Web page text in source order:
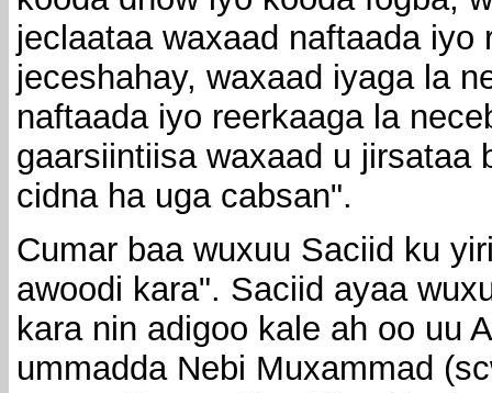
jeclaataa waxaad naftaada iyo
jeceshahay, waxaad iyaga la
naftaada iyo reerkaaga la
gaarsiintiisa waxaad u jirsataa
cidna ha uga cabsan".
Cumar baa wuxuu Saciid ku
awoodi kara". Saciid ayaa
kara nin adigoo kale ah oo uu
ummadda Nebi Muxammad